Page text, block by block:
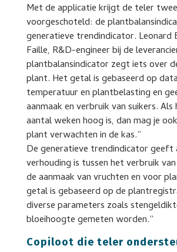
Met de applicatie krijgt de teler
voorgeschoteld: de
generatieve trendindicator. Leonard
Faille, R&D-engineer bij de
plantbalansindicator zegt iets over
plant. Het getal is gebaseerd op
temperatuur en plantbelasting en
aanmaak en verbruik van suikers.
aantal weken hoog is, dan mag je
plant verwachten in de kas.”
De generatieve trendindicator geeft
verhouding is tussen het verbruik
de aanmaak van vruchten en voor
getal is gebaseerd op de
diverse parameters zoals
bloeihoogte gemeten worden.”
Copiloot die teler